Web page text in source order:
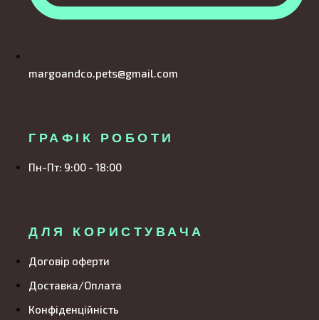
margoandco.pets@gmail.com
ГРАФІК РОБОТИ
Пн-Пт: 9:00 - 18:00
ДЛЯ КОРИСТУВАЧА
Договір оферти
Доставка/Оплата
Конфіденційність